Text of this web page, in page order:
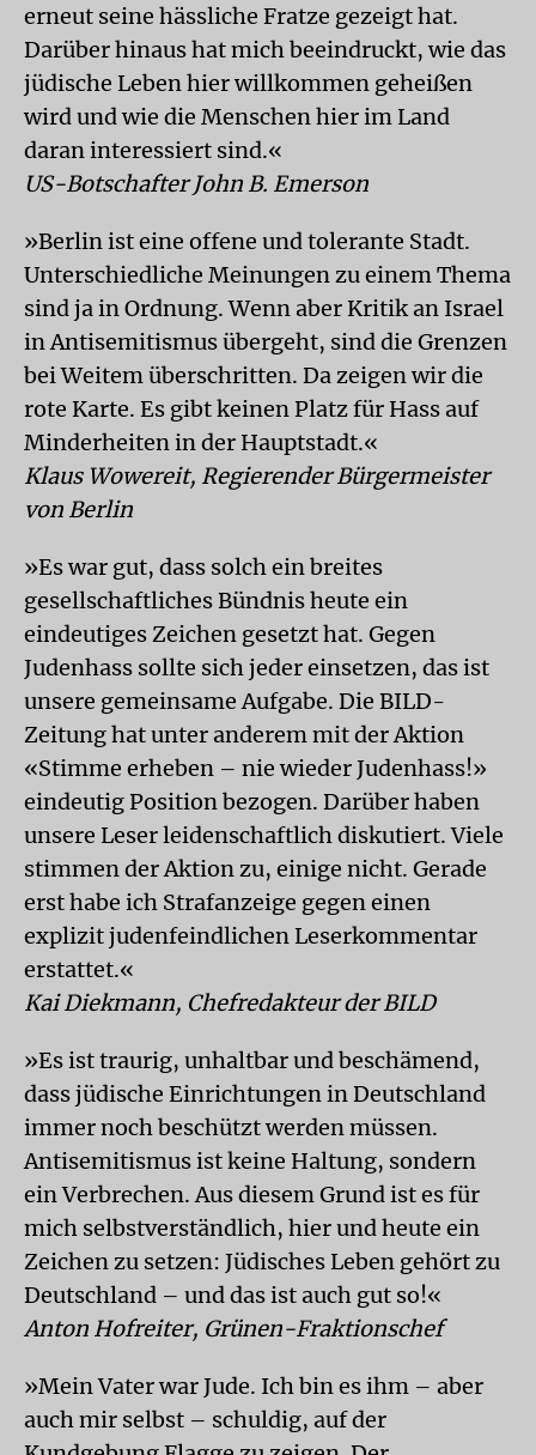
erneut seine hässliche Fratze gezeigt hat.
Darüber hinaus hat mich beeindruckt, wie das
jüdische Leben hier willkommen geheißen
wird und wie die Menschen hier im Land
daran interessiert sind.«
US-Botschafter John B. Emerson
»Berlin ist eine offene und tolerante Stadt.
Unterschiedliche Meinungen zu einem Thema
sind ja in Ordnung. Wenn aber Kritik an Israel
in Antisemitismus übergeht, sind die Grenzen
bei Weitem überschritten. Da zeigen wir die
rote Karte. Es gibt keinen Platz für Hass auf
Minderheiten in der Hauptstadt.«
Klaus Wowereit, Regierender Bürgermeister
von Berlin
»Es war gut, dass solch ein breites
gesellschaftliches Bündnis heute ein
eindeutiges Zeichen gesetzt hat. Gegen
Judenhass sollte sich jeder einsetzen, das ist
unsere gemeinsame Aufgabe. Die BILD-
Zeitung hat unter anderem mit der Aktion
«Stimme erheben – nie wieder Judenhass!»
eindeutig Position bezogen. Darüber haben
unsere Leser leidenschaftlich diskutiert. Viele
stimmen der Aktion zu, einige nicht. Gerade
erst habe ich Strafanzeige gegen einen
explizit judenfeindlichen Leserkommentar
erstattet.«
Kai Diekmann, Chefredakteur der BILD
»Es ist traurig, unhaltbar und beschämend,
dass jüdische Einrichtungen in Deutschland
immer noch beschützt werden müssen.
Antisemitismus ist keine Haltung, sondern
ein Verbrechen. Aus diesem Grund ist es für
mich selbstverständlich, hier und heute ein
Zeichen zu setzen: Jüdisches Leben gehört zu
Deutschland – und das ist auch gut so!«
Anton Hofreiter, Grünen-Fraktionschef
»Mein Vater war Jude. Ich bin es ihm – aber
auch mir selbst – schuldig, auf der